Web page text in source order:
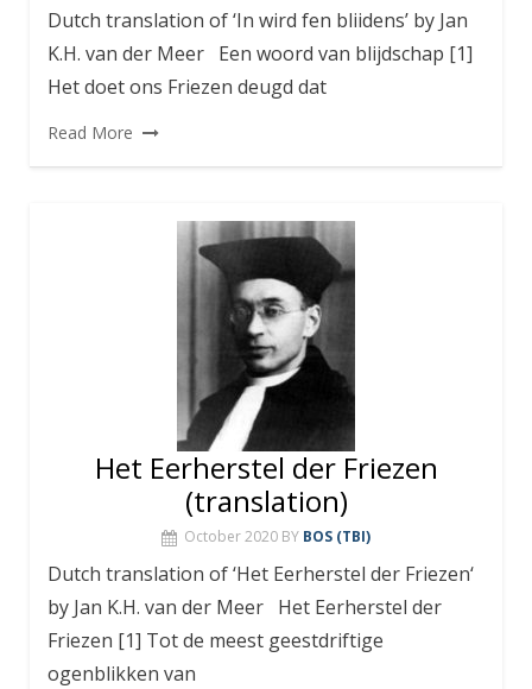
Dutch translation of ‘In wird fen bliidens’ by Jan
K.H. van der Meer Een woord van blijdschap [1]
Het doet ons Friezen deugd dat
Read More
Het Eerherstel der Friezen
(translation)
October 2020 BY BOS (TBI)
Dutch translation of ‘Het Eerherstel der Friezen‘
by Jan K.H. van der Meer Het Eerherstel der
Friezen [1] Tot de meest geestdriftige
ogenblikken van